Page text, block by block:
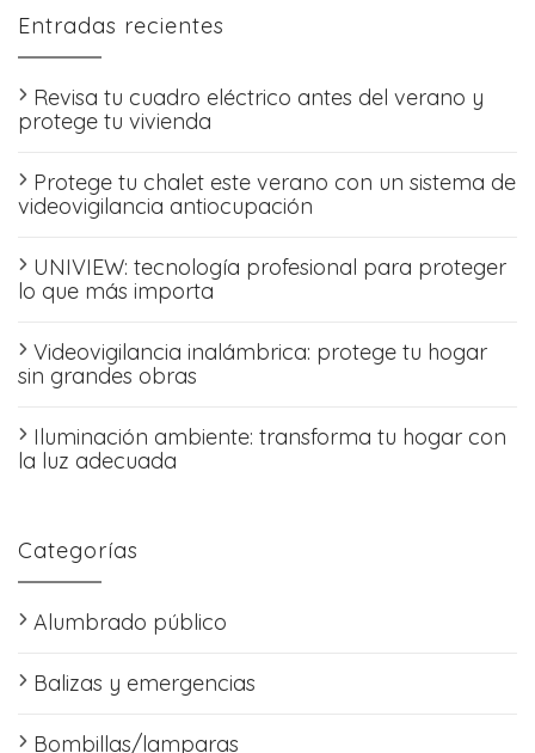
Entradas recientes
Revisa tu cuadro eléctrico antes del verano y
protege tu vivienda
Protege tu chalet este verano con un sistema de
videovigilancia antiocupación
UNIVIEW: tecnología profesional para proteger
lo que más importa
Videovigilancia inalámbrica: protege tu hogar
sin grandes obras
Iluminación ambiente: transforma tu hogar con
la luz adecuada
Categorías
Alumbrado público
Balizas y emergencias
Bombillas/lamparas